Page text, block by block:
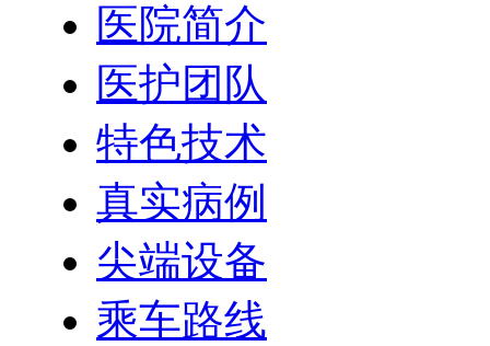
医院简介
医护团队
特色技术
真实病例
尖端设备
乘车路线